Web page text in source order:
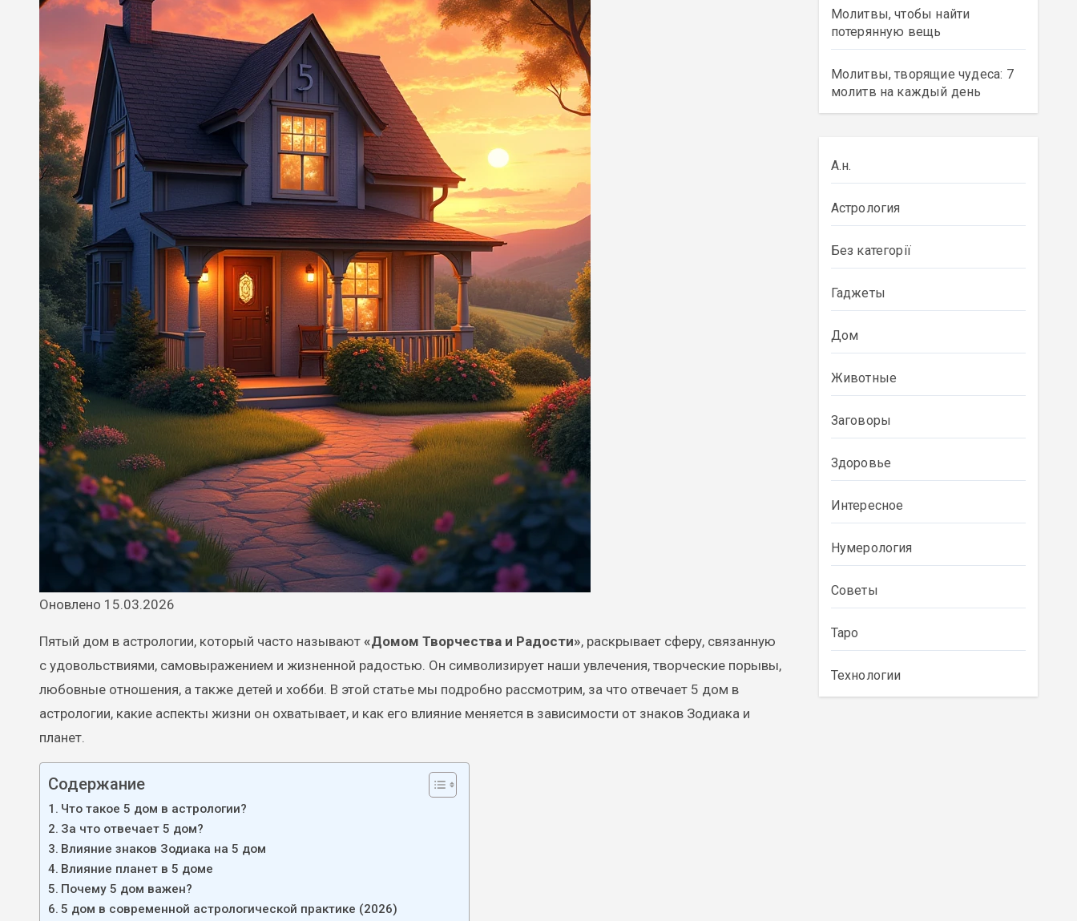
Оновлено 15.03.2026
Пятый дом в астрологии, который часто называют «Домом Творчества и Радости», раскрывает сферу, связанную
с удовольствиями, самовыражением и жизненной радостью. Он символизирует наши увлечения, творческие порывы,
любовные отношения, а также детей и хобби. В этой статье мы подробно рассмотрим, за что отвечает 5 дом в
астрологии, какие аспекты жизни он охватывает, и как его влияние меняется в зависимости от знаков Зодиака и
планет.
Содержание
Что такое 5 дом в астрологии?
За что отвечает 5 дом?
Влияние знаков Зодиака на 5 дом
Влияние планет в 5 доме
Почему 5 дом важен?
5 дом в современной астрологической практике (2026)
Молитвы, чтобы найти
потерянную вещь
Молитвы, творящие чудеса: 7
молитв на каждый день
А.н.
Астрология
Без категорії
Гаджеты
Дом
Животные
Заговоры
Здоровье
Интересное
Нумерология
Советы
Таро
Технологии